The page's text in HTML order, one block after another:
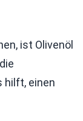
ist Olivenöl
hilft, einen